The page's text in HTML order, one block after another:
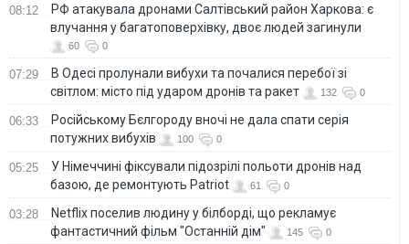
08:12
РФ атакувала дронами Салтівський район Харкова: є
влучання у багатоповерхівку, двоє людей загинули
60 0
07:29
В Одесі пролунали вибухи та почалися перебої зі
світлом: місто під ударом дронів та ракет
132 0
06:33
Російському Бєлгороду вночі не дала спати серія
потужних вибухів
100 0
05:25
У Німеччині фіксували підозрілі польоти дронів над
базою, де ремонтують Patriot
61 0
03:28
Netflix поселив людину у білборді, що рекламує
фантастичний фільм "Останній дім"
145 0